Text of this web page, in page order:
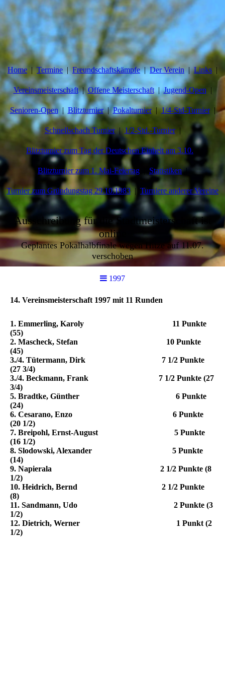
Home Termine Freundschaftskämpfe Der Verein Links
Vereinsmeisterschaft Offene Meisterschaft Jugend-Open
Senioren-Open Blitzturnier Pokalturnier 1/4-Std-Turnier
Schnellschach Turnier 1/2-Std.-Turnier
Blitzturnier zum Tag der Deutschen Einheit am 3.10.
Blitzturnier zum 1. Mai-Feiertag Statistiken
Turnier zum Gründungstag 29.10.1983 Turniere anderer Vereine
Ausschreibung für die Stadtmeisterschaft ist
online
Geplantes Pokalhalbfinale wegen Hitze auf 11.07.
verschoben
1997
14. Vereinsmeisterschaft 1997 mit 11 Runden
1. Emmerling, Karoly 11 Punkte
(55)
2. Mascheck, Stefan 10 Punkte
(45)
3./4. Tütermann, Dirk 7 1/2 Punkte
(27 3/4)
3./4. Beckmann, Frank 7 1/2 Punkte (27
3/4)
5. Bradtke, Günther 6 Punkte
(24)
6. Cesarano, Enzo 6 Punkte
(20 1/2)
7. Breipohl, Ernst-August 5 Punkte
(16 1/2)
8. Slodowski, Alexander 5 Punkte
(14)
9. Napierala 2 1/2 Punkte (8
1/2)
10. Heidrich, Bernd 2 1/2 Punkte
(8)
11. Sandmann, Udo 2 Punkte (3
1/2)
12. Dietrich, Werner 1 Punkt (2
1/2)